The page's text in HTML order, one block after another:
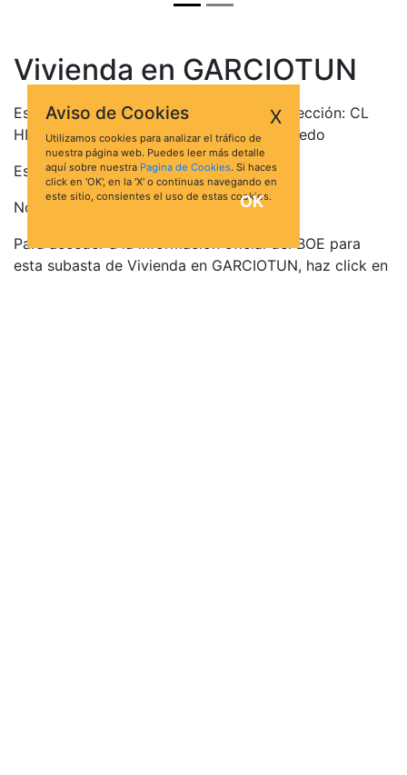
Aviso de Cookies X
Utilizamos cookies para analizar el tráfico de
nuestra página web. Puedes leer más detalle
aquí sobre nuestra Pagina de Cookies. Si haces
click en 'OK', en la 'X' o continuas navegando en
este sitio, consientes el uso de estas cookies.
OK
Vivienda en GARCIOTUN
Este bien se encuentra en la siguiente dirección: CL
HIGUERILLAS 8, 45643, GARCIOTUN, Toledo
Está valorado en 31.135,02 €
No hay pujas para esta subasta.
Para acceder a la información oficial del BOE para
esta subasta de Vivienda en GARCIOTUN, haz click en